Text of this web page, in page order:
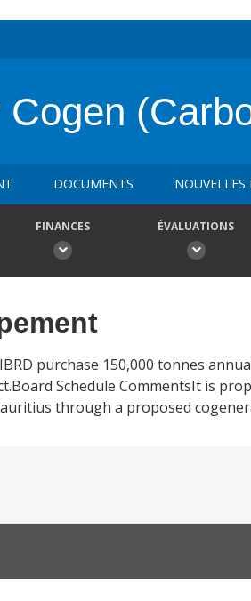
DOCUMENTS NOUVELLES
FINANCES ÉVALUATIONS
purchase 150,000 tonnes
Schedule CommentsIt is
through a proposed